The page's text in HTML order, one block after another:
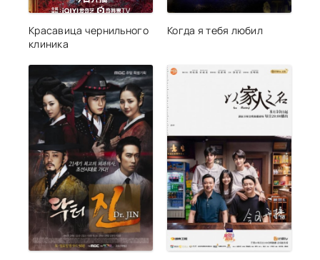
Красавица чернильного
клиника
Когда я тебя любил